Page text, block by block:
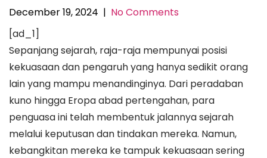
December 19, 2024 | No Comments
[ad_1]
Sepanjang sejarah, raja-raja mempunyai posisi
kekuasaan dan pengaruh yang hanya sedikit orang
lain yang mampu menandinginya. Dari peradaban
kuno hingga Eropa abad pertengahan, para
penguasa ini telah membentuk jalannya sejarah
melalui keputusan dan tindakan mereka. Namun,
kebangkitan mereka ke tampuk kekuasaan sering